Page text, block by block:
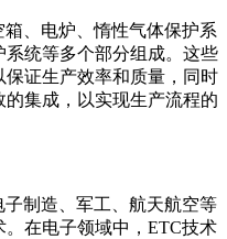
、电炉、惰性气体保护系
统等多个部分组成。这些
证生产效率和质量，同时
集成，以实现生产流程的
制造、军工、航天航空等
在电子领域中，ETC技术